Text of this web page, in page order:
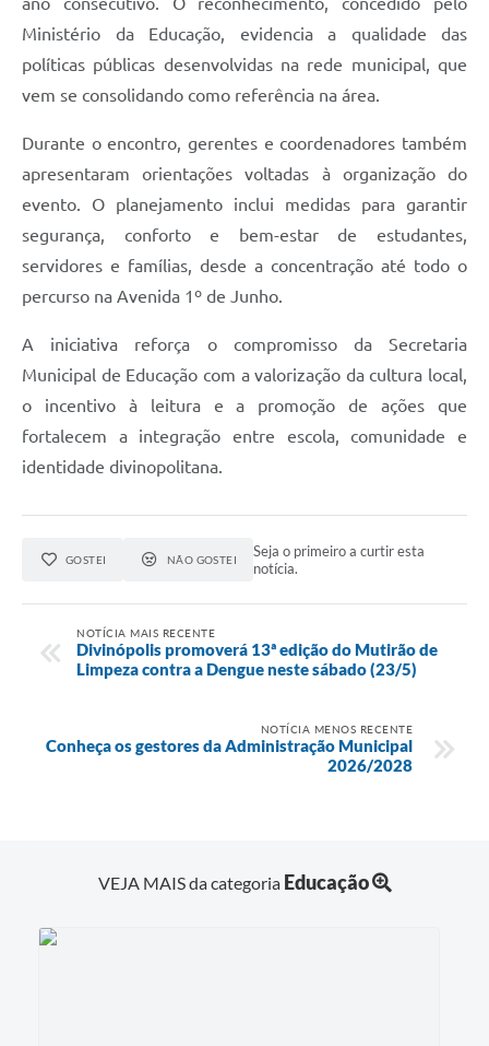
Ministério da Educação, evidencia a qualidade das
políticas públicas desenvolvidas na rede municipal, que
vem se consolidando como referência na área.
Durante o encontro, gerentes e coordenadores também
apresentaram orientações voltadas à organização do
evento. O planejamento inclui medidas para garantir
segurança, conforto e bem-estar de estudantes,
servidores e famílias, desde a concentração até todo o
percurso na Avenida 1º de Junho.
A iniciativa reforça o compromisso da Secretaria
Municipal de Educação com a valorização da cultura local,
o incentivo à leitura e a promoção de ações que
fortalecem a integração entre escola, comunidade e
identidade divinopolitana.
GOSTEI NÃO GOSTEI
Seja o primeiro a curtir esta
notícia.
NOTÍCIA MAIS RECENTE
Divinópolis promoverá 13ª edição do Mutirão de
Limpeza contra a Dengue neste sábado (23/5)
NOTÍCIA MENOS RECENTE
Conheça os gestores da Administração Municipal
2026/2028
VEJA MAIS da categoria Educação